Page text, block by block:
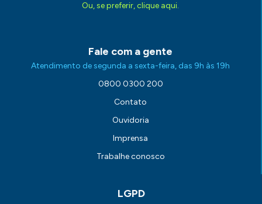
Ou, se preferir, clique aqui.
Fale com a gente
Atendimento de segunda a sexta-feira, das 9h às 19h
0800 0300 200
Contato
Ouvidoria
Imprensa
Trabalhe conosco
LGPD